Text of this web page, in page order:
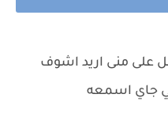
على منى اريد اشوف
جاي اسمعه